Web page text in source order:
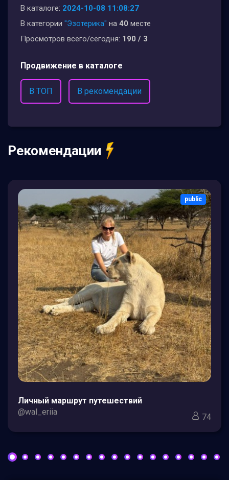
В каталоге: 2024-10-08 11:08:27
В категории "Эзотерика" на 40 месте
Просмотров всего/сегодня: 190 / 3
Продвижение в каталоге
В ТОП В рекомендации
Рекомендации
public
Личный маршрут путешествий
@wal_eriia
74